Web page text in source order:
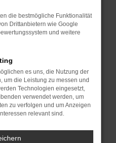
vorübergehende
Browser und dein
dem neuesten Stand
nicht nur ein
kann auch dazu
Funktionen nicht mehr
Webseitenbetreiber.
die bestmögliche Funktionalität
Drittanbietern wie Google
und weitere
es uns, die Nutzung der
um die Leistung zu messen und
Technologien eingesetzt,
verwendet werden, um
zu verfolgen und um Anzeigen
relevant sind.